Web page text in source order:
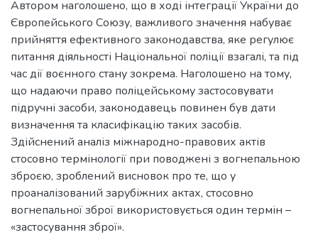
Автором наголошено, що в ході інтеграції України до
Європейського Союзу, важливого значення набуває
прийняття ефективного законодавства, яке регулює
питання діяльності Національної поліції взагалі, та під
час дії воєнного стану зокрема. Наголошено на тому,
що надаючи право поліцейському застосовувати
підручні засоби, законодавець повинен був дати
визначення та класифікацію таких засобів.
Здійснений аналіз міжнародно-правових актів
стосовно термінології при поводжені з вогнепальною
зброєю, зроблений висновок про те, що у
проаналізований зарубіжних актах, стосовно
вогнепальної зброї використовується один термін –
«застосування зброї».